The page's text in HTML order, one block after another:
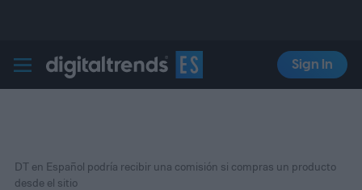
Digital Trends Español
Sign In
DT en Español podría recibir una comisión si compras un producto
desde el sitio